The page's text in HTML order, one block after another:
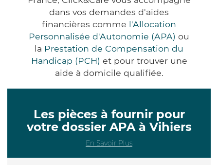
dans vos demandes d'aides
financières comme l'Allocation
Personnalisée d'Autonomie (APA) ou
la Prestation de Compensation du
Handicap (PCH) et pour trouver une
aide à domicile qualifiée.
Les pièces à fournir pour
votre dossier APA à Vihiers
En Savoir Plus